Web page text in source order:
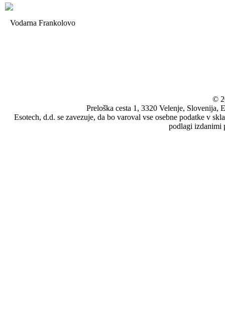
Vodarna Frankolovo
©
Preloška cesta 1, 3320 Velenje,
Esotech, d.d. se zavezuje, da bo varoval vse osebne podatke v
podlagi izdanimi